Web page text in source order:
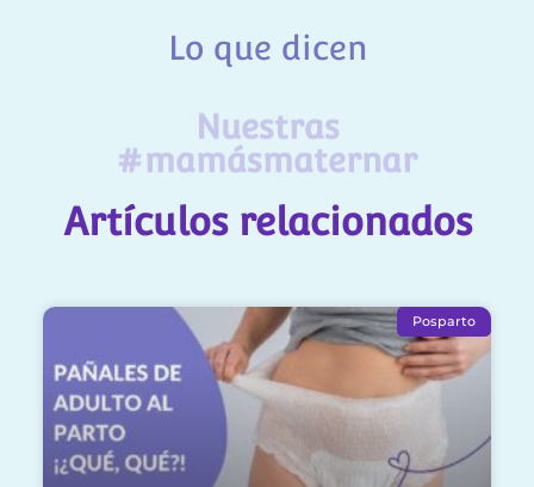
Lo que dicen
Nuestras
#mamásmaternar
Artículos relacionados
Posparto